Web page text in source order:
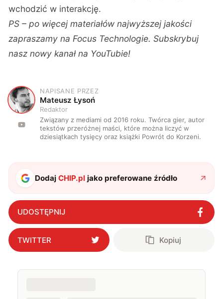
wchodzić w interakcję.
PS – po więcej materiałów najwyższej jakości
zapraszamy na Focus Technologie. Subskrybuj
nasz nowy kanał na YouTubie!
M
NAPISANE PRZEZ
Mateusz Łysoń
Redaktor
Związany z mediami od 2016 roku. Twórca gier, autor
tekstów przeróżnej maści, które można liczyć w
dziesiątkach tysięcy oraz książki Powrót do Korzeni.
DodajCHIP.pl jako preferowane źródło
UDOSTĘPNIJ
TWITTER Kopiuj